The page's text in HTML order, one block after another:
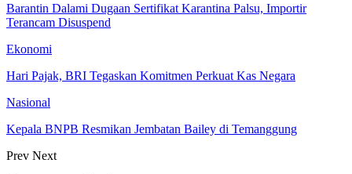
Barantin Dalami Dugaan Sertifikat Karantina Palsu, Importir
Terancam Disuspend
Ekonomi
Hari Pajak, BRI Tegaskan Komitmen Perkuat Kas Negara
Nasional
Kepala BNPB Resmikan Jembatan Bailey di Temanggung
Prev Next